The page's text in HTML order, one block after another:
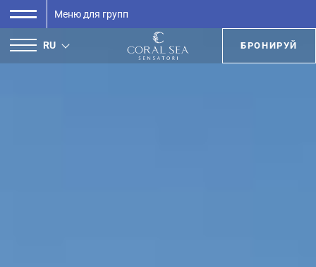
Меню для групп
RU БРОНИРУЙ